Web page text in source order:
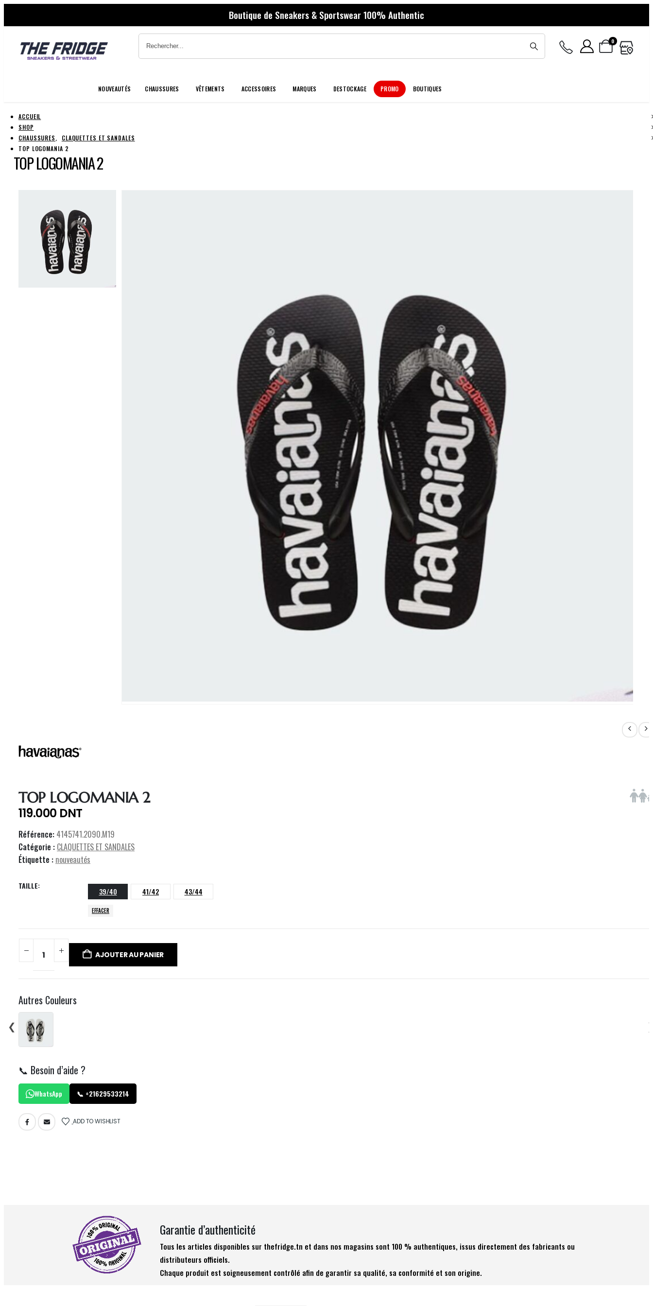
Boutique de Sneakers & Sportswear 100% Authentic
0
NOUVEAUTÉS CHAUSSURES VÊTEMENTS ACCESSOIRES MARQUES DESTOCKAGE PROMO BOUTIQUES
ACCUEIL
SHOP
CHAUSSURES,
CLAQUETTES ET SANDALES
TOP LOGOMANIA 2
TOP LOGOMANIA 2
TOP LOGOMANIA 2
119.000 DNT
Référence: 4145741.2090.M19
Catégorie : CLAQUETTES ET SANDALES
Étiquette : nouveautés
TAILLE
39/40 41/42 43/44
EFFACER
AJOUTER AU PANIER
Autres Couleurs
❮
📞 Besoin d’aide ?
WhatsApp 📞 +21629533214
ADD TO WISHLIST
Garantie d’authenticité
Tous les articles disponibles sur thefridge.tn et dans nos magasins sont 100 % authentiques, issus directement des fabricants ou
distributeurs officiels.
Chaque produit est soigneusement contrôlé afin de garantir sa qualité, sa conformité et son origine.